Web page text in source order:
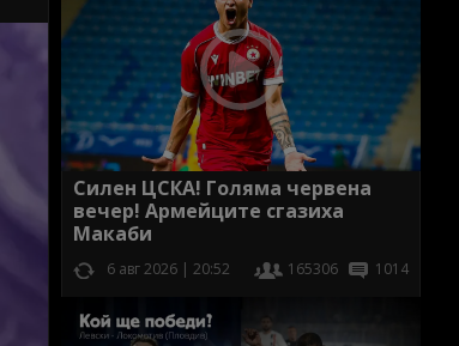
Силен ЦСКА! Голяма червена
вечер! Армейците сгазиха
Макаби
6 авг 2026 | 20:52 165306 1014